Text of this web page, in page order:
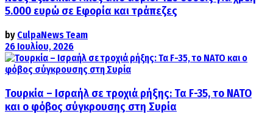
5.000 ευρώ σε Εφορία και τράπεζες
by CulpaNews Team
26 Ιουλίου, 2026
Τουρκία – Ισραήλ σε τροχιά ρήξης: Τα F-35, το ΝΑΤΟ
και ο φόβος σύγκρουσης στη Συρία